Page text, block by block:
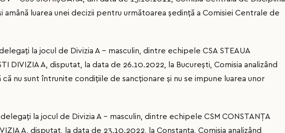
luarea unei decizii pentru următoarea şedinţă a Comisiei Centrale de
la jocul de Divizia A – masculin, dintre echipele CSA STEAUA
DIVIZIA A, disputat, la data de 26.10.2022, la Bucureşti, Comisia analizând
nu sunt întrunite condițiile de sancționare și nu se impune luarea unor
la jocul de Divizia A – masculin, dintre echipele CSM CONSTANŢA
A, disputat, la data de 23.10.2022, la Constanţa, Comisia analizând